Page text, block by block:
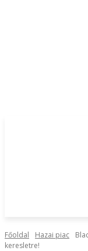
Főoldal Hazai piac
keresletre!